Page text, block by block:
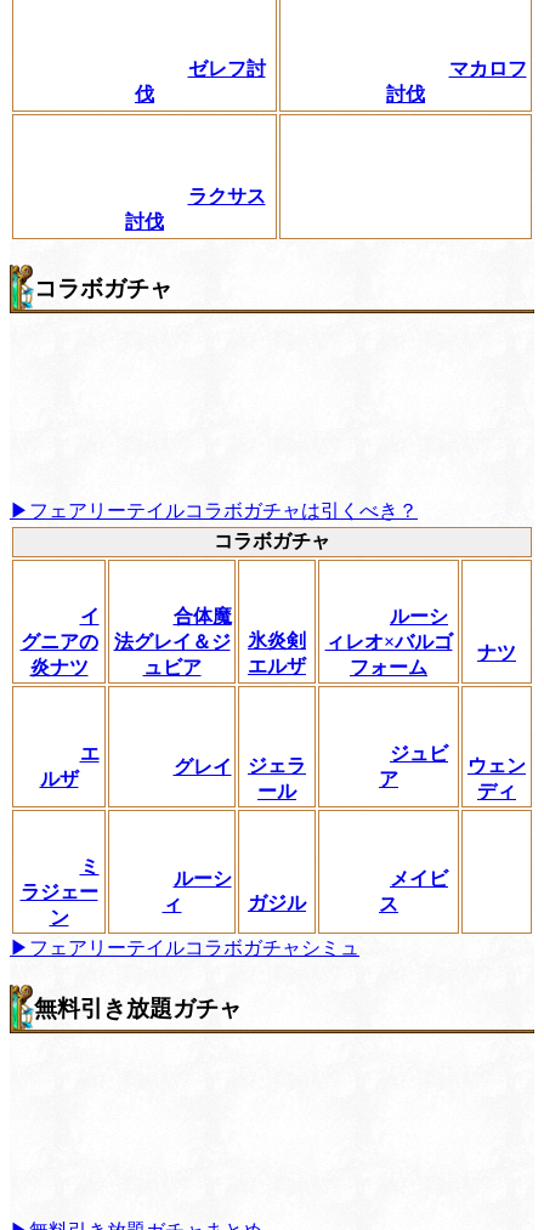
ゼレフ討
伐
マカロフ
討伐
ラクサス
討伐
コラボガチャ
▶フェアリーテイルコラボガチャは引くべき？
コラボガチャ
イ
グニアの
炎ナツ
合体魔
法グレイ＆ジ
ュビア
氷炎剣
エルザ
ルーシ
ィレオ×バルゴ
フォーム
ナツ
エ
ルザ
グレイ
ジェラ
ール
ジュビ
ア
ウェン
ディ
ミ
ラジェー
ン
ルーシ
ィ
ガジル
メイビ
ス
▶フェアリーテイルコラボガチャシミュ
無料引き放題ガチャ